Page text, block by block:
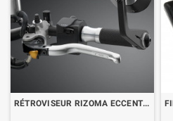
RÉTROVISEUR RIZOMA ECCENTRICO noire/gris homologué